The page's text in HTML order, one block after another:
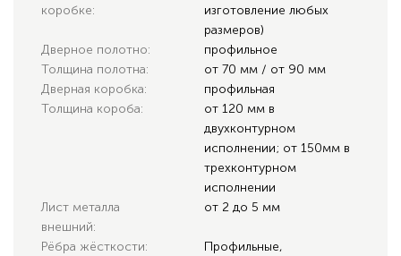
коробке:
изготовление любых
размеров)
Дверное полотно:
профильное
Толщина полотна:
от 70 мм / от 90 мм
Дверная коробка:
профильная
Толщина короба:
от 120 мм в
двухконтурном
исполнении; от 150мм в
трехконтурном
исполнении
Лист металла
внешний:
от 2 до 5 мм
Рёбра жёсткости:
Профильные,